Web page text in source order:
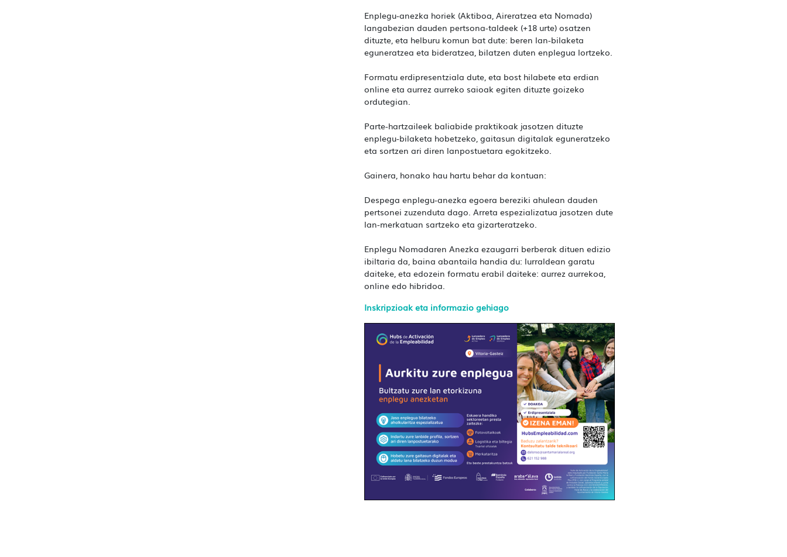
Enplegu-anezka horiek (Aktiboa, Aireratzea eta Nomada)
langabezian dauden pertsona-taldeek (+18 urte) osatzen
dituzte, eta helburu komun bat dute: beren lan-bilaketa
eguneratzea eta bideratzea, bilatzen duten enplegua lortzeko.
Formatu erdipresentziala dute, eta bost hilabete eta erdian
online eta aurrez aurreko saioak egiten dituzte goizeko
ordutegian.
Parte-hartzaileek baliabide praktikoak jasotzen dituzte
enplegu-bilaketa hobetzeko, gaitasun digitalak eguneratzeko
eta sortzen ari diren lanpostuetara egokitzeko.
Gainera, honako hau hartu behar da kontuan:
Despega enplegu-anezka egoera bereziki ahulean dauden
pertsonei zuzenduta dago. Arreta espezializatua jasotzen dute
lan-merkatuan sartzeko eta gizarteratzeko.
Enplegu Nomadaren Anezka ezaugarri berberak dituen edizio
ibiltaria da, baina abantaila handia du: lurraldean garatu
daiteke, eta edozein formatu erabil daiteke: aurrez aurrekoa,
online edo hibridoa.
Inskripzioak eta informazio gehiago